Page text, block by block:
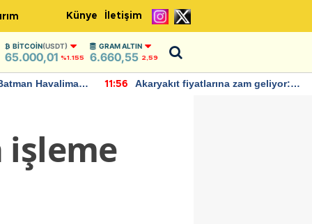
Künye İletişim
BITCOIN(USDT)
65.000,01 %1.155
GRAM ALTIN
6.660,55 2,59
Havalimanı
11:56
Akaryakıt fiyatlarına zam geliyor:
işleme